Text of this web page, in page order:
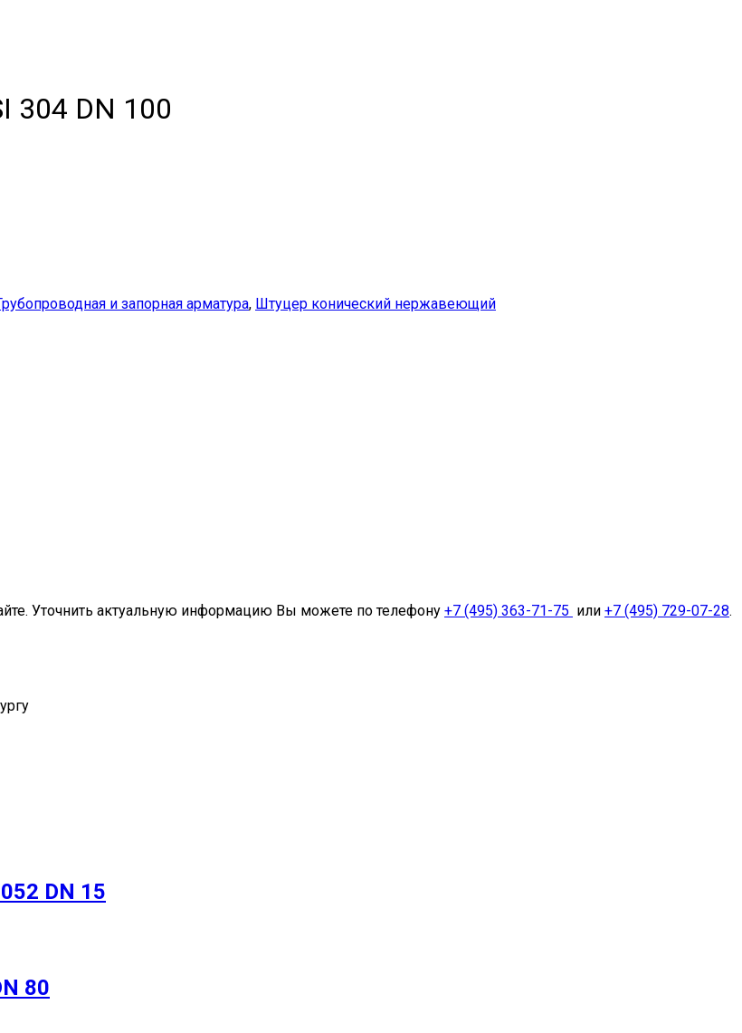
304 DN 100
и запорная арматура, Штуцер конический нержавеющий
Уточнить актуальную информацию Вы можете по телефону +7 (495) 363-71-75 или +7 (495) 729-07-28.
DN 15
80